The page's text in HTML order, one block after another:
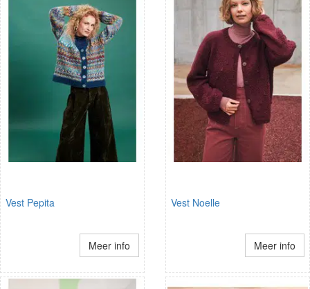
Vest Pepita
Meer info
Vest Noelle
Meer info